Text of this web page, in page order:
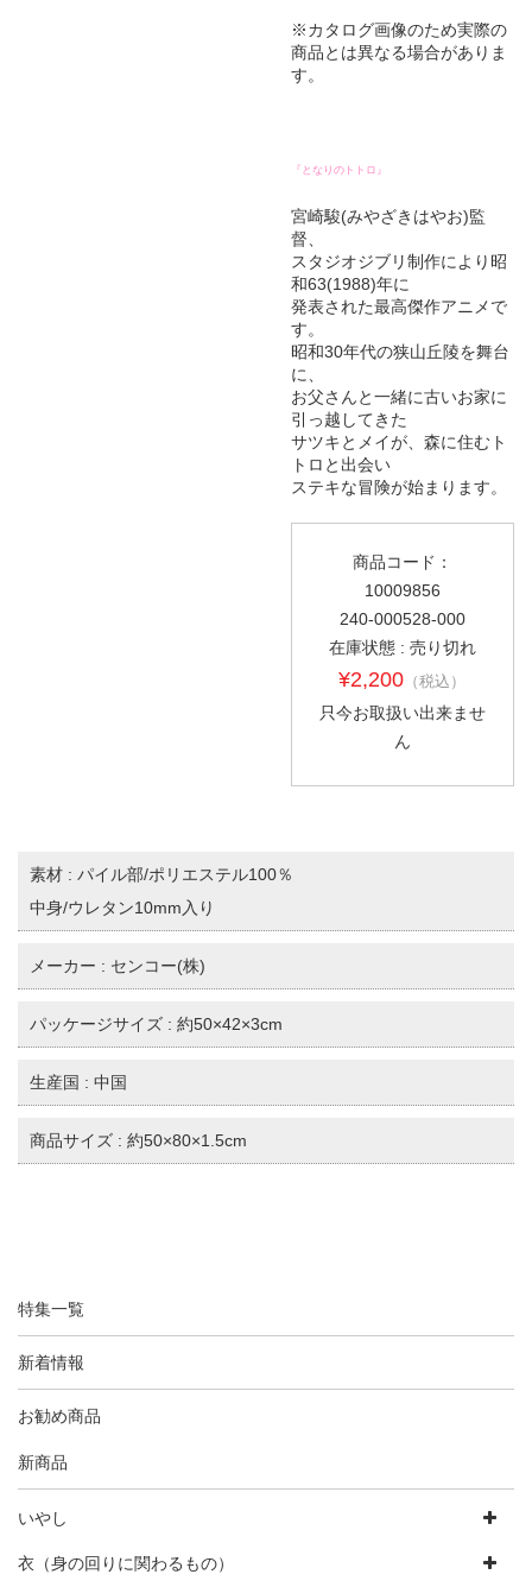
※カタログ画像のため実際の
商品とは異なる場合がありま
す。
『となりのトトロ』
宮崎駿(みやざきはやお)監
督、
スタジオジブリ制作により昭
和63(1988)年に
発表された最高傑作アニメで
す。
昭和30年代の狭山丘陵を舞台
に、
お父さんと一緒に古いお家に
引っ越してきた
サツキとメイが、森に住むト
トロと出会い
ステキな冒険が始まります。
商品コード：
10009856
240-000528-000
在庫状態 : 売り切れ
¥2,200 （税込）
只今お取扱い出来ませ
ん
素材 : パイル部/ポリエステル100％
中身/ウレタン10mm入り
メーカー : センコー(株)
パッケージサイズ : 約50×42×3cm
生産国 : 中国
商品サイズ : 約50×80×1.5cm
特集一覧
新着情報
お勧め商品
新商品
いやし
衣（身の回りに関わるもの）